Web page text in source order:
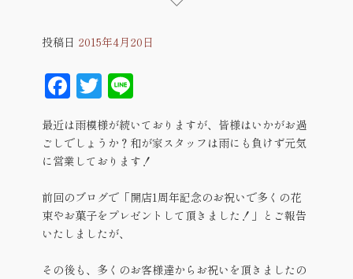
投稿日 2015年4月20日
Facebook
Twitter
Line
最近は雨模様が続いておりますが、皆様はいかがお過
ごしでしょうか？和が家スタッフは雨にも負けず元気
に営業しております！
前回のブログで「開店1周年記念のお祝いで多くの花
束やお菓子をプレゼントして頂きました！」とご報告
いたしましたが、
その後も、多くのお客様達からお祝いを頂きましたの